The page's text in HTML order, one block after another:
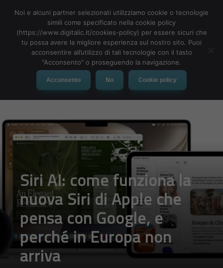
MENU
Siri AI: come funziona la
nuova Siri di Apple che
pensa con Google, e
perché in Europa non
arriva
Noi e alcuni partner selezionati utilizziamo cookie o tecnologie
simili come specificato nella cookie policy
(https://www.digitalic.it/cookies-policy) per essere sicuri che
tu possa avere la migliore esperienza sul nostro sito. Puoi
acconsentire all’utilizzo di tali tecnologie con il tasto
"Acconsento" o proseguendo la navigazione.
Acconsento No Cookie policy